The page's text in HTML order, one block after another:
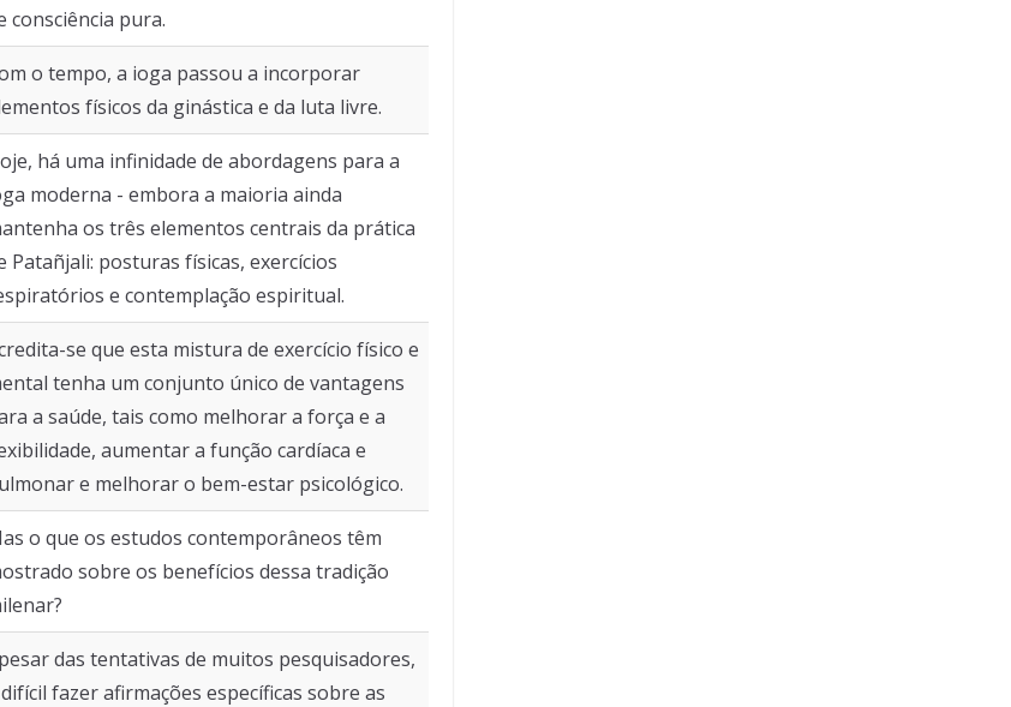
consciência pura.
o tempo, a ioga passou a incorporar
físicos da ginástica e da luta livre.
há uma infinidade de abordagens para a
moderna - embora a maioria ainda
os três elementos centrais da prática
Patañjali: posturas físicas, exercícios
e contemplação espiritual.
se que esta mistura de exercício físico e
tenha um conjunto único de vantagens
a saúde, tais como melhorar a força e a
aumentar a função cardíaca e
e melhorar o bem-estar psicológico.
o que os estudos contemporâneos têm
sobre os benefícios dessa tradição
das tentativas de muitos pesquisadores,
fazer afirmações específicas sobre as